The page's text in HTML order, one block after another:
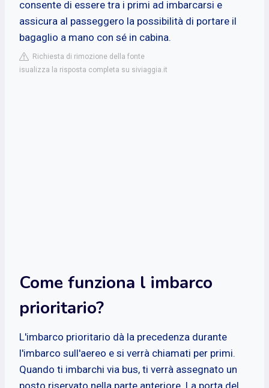
consente di essere tra i primi ad imbarcarsi e
assicura al passeggero la possibilità di portare il
bagaglio a mano con sé in cabina.
Richiesta di rimozione della fonte
isualizza la risposta completa su siviaggia.it
Come funziona l imbarco
prioritario?
L'imbarco prioritario dà la precedenza durante
l'imbarco sull'aereo e si verrà chiamati per primi.
Quando ti imbarchi via bus, ti verrà assegnato un
posto riservato nella parte anteriore. La porta del